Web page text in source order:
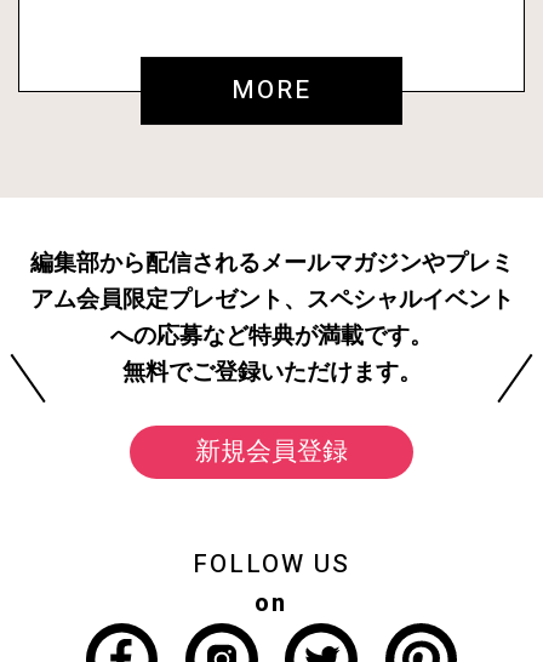
MORE
編集部から配信されるメールマガジンやプレミ
アム会員限定プレゼント、スペシャルイベント
への応募など特典が満載です。
無料でご登録いただけます。
新規会員登録
FOLLOW US
on